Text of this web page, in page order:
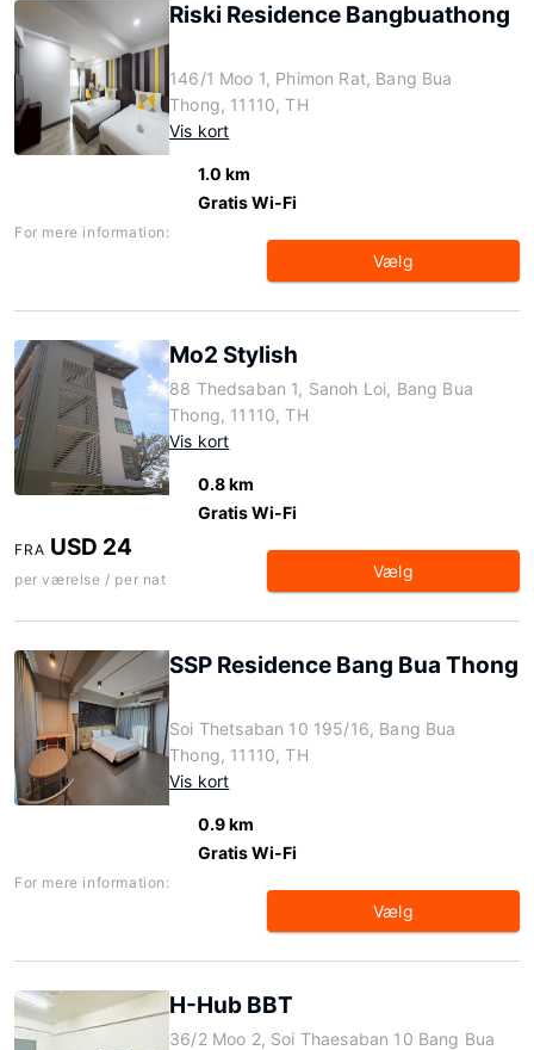
Riski Residence Bangbuathong
146/1 Moo 1, Phimon Rat, Bang Bua
Thong, 11110, TH
Vis kort
1.0 km
Gratis Wi-Fi
For mere information:
Vælg
Mo2 Stylish
88 Thedsaban 1, Sanoh Loi, Bang Bua
Thong, 11110, TH
Vis kort
0.8 km
Gratis Wi-Fi
FRA USD 24
per værelse / per nat Vælg
SSP Residence Bang Bua Thong
Soi Thetsaban 10 195/16, Bang Bua
Thong, 11110, TH
Vis kort
0.9 km
Gratis Wi-Fi
For mere information:
Vælg
H-Hub BBT
36/2 Moo 2, Soi Thaesaban 10 Bang Bua